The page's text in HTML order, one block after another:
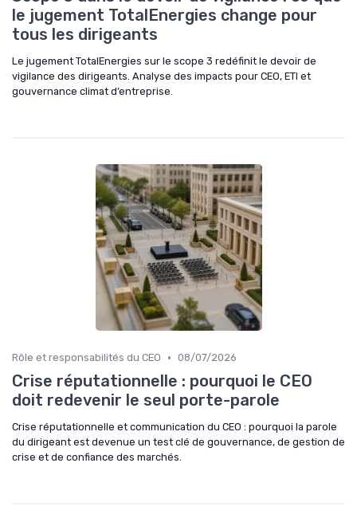
le jugement TotalEnergies change pour
tous les dirigeants
Le jugement TotalEnergies sur le scope 3 redéfinit le devoir de
vigilance des dirigeants. Analyse des impacts pour CEO, ETI et
gouvernance climat d’entreprise.
Rôle et responsabilités du CEO • 08/07/2026
Crise réputationnelle : pourquoi le CEO
doit redevenir le seul porte-parole
Crise réputationnelle et communication du CEO : pourquoi la parole
du dirigeant est devenue un test clé de gouvernance, de gestion de
crise et de confiance des marchés.